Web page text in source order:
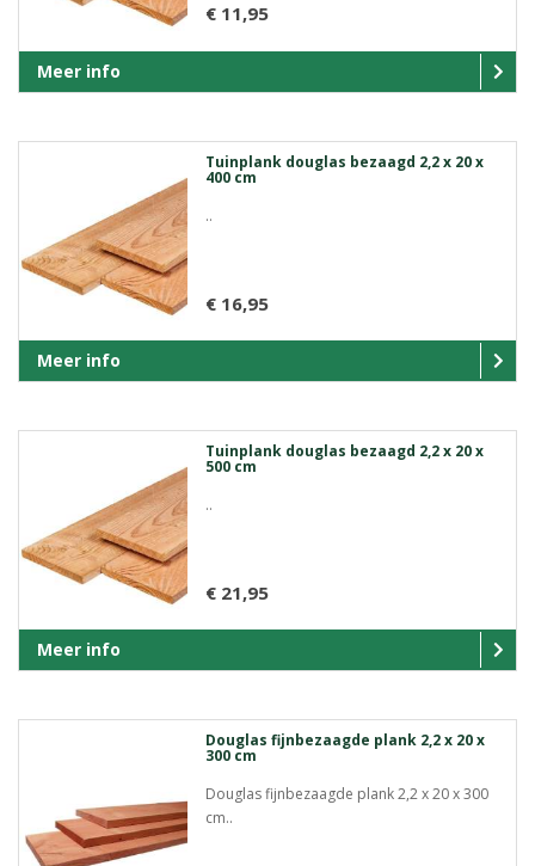
€ 11,95
Meer info
Tuinplank douglas bezaagd 2,2 x 20 x
400 cm
..
€ 16,95
Meer info
Tuinplank douglas bezaagd 2,2 x 20 x
500 cm
..
€ 21,95
Meer info
Douglas fijnbezaagde plank 2,2 x 20 x
300 cm
Douglas fijnbezaagde plank 2,2 x 20 x 300
cm..